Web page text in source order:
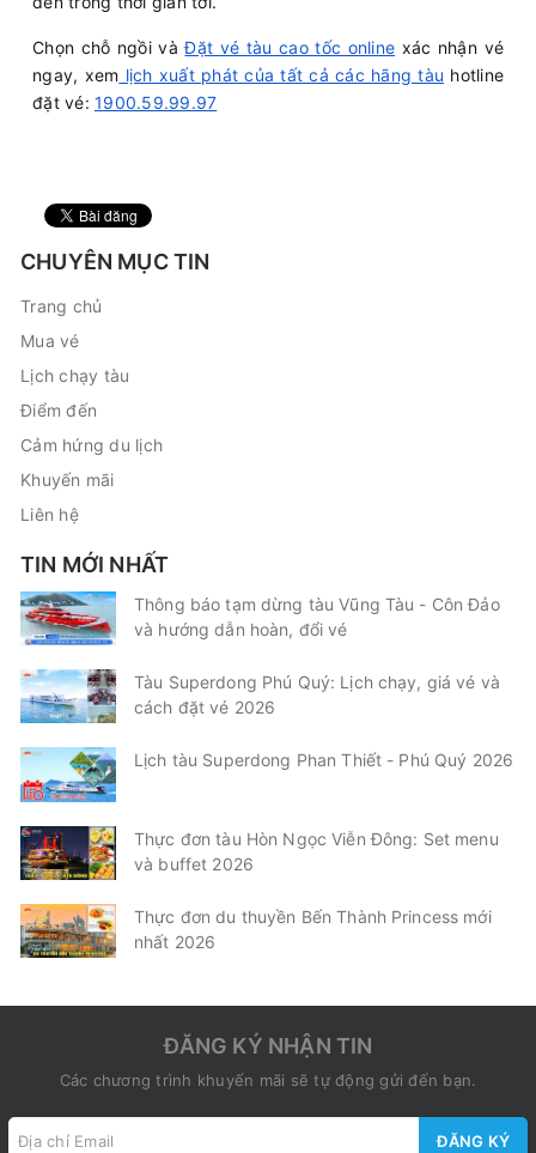
Chọn chỗ ngồi vàĐặt vé tàu cao tốc online xác nhận vé
ngay, xem lịch xuất phát của tất cả các hãng tàu hotline
đặt vé: 1900.59.99.97
CHUYÊN MỤC TIN
Trang chủ
Mua vé
Lịch chạy tàu
Điểm đến
Cảm hứng du lịch
Khuyến mãi
Liên hệ
TIN MỚI NHẤT
Thông báo tạm dừng tàu Vũng Tàu - Côn Đảo
và hướng dẫn hoàn, đổi vé
Tàu Superdong Phú Quý: Lịch chạy, giá vé và
cách đặt vé 2026
Lịch tàu Superdong Phan Thiết - Phú Quý 2026
Thực đơn tàu Hòn Ngọc Viễn Đông: Set menu
và buffet 2026
Thực đơn du thuyền Bến Thành Princess mới
nhất 2026
ĐĂNG KÝ NHẬN TIN
Các chương trình khuyến mãi sẽ tự động gửi đến bạn.
ĐĂNG KÝ